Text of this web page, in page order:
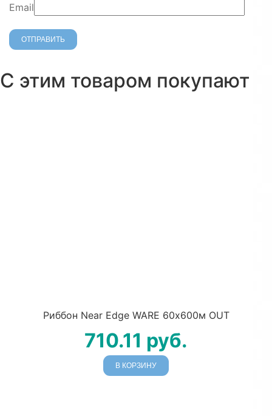
Email
С этим товаром покупают
Риббон Near Edge WARE 60х600м OUT
710.11 руб.
В КОРЗИНУ